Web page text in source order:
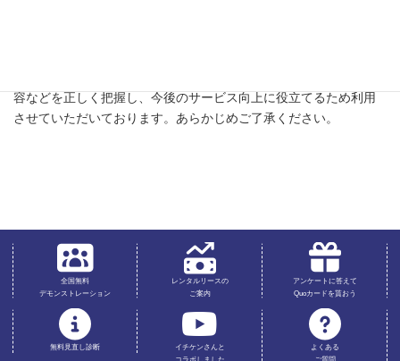
容などを正しく把握し、今後のサービス向上に役立てるため利用
させていただいております。あらかじめご了承ください。
全国無料
デモンストレーション
レンタルリースの
ご案内
アンケートに答えて
Quoカードを貰おう
無料見直し診断
イチケンさんと
よくある